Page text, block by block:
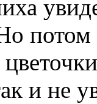
потом
и не